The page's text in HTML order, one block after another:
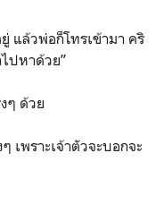
แล้วพ่อก็โทรเข้ามา คริ
ปหาด้วย”
ๆ ด้วย
เพราะเจ้าตัวจะบอกจะ